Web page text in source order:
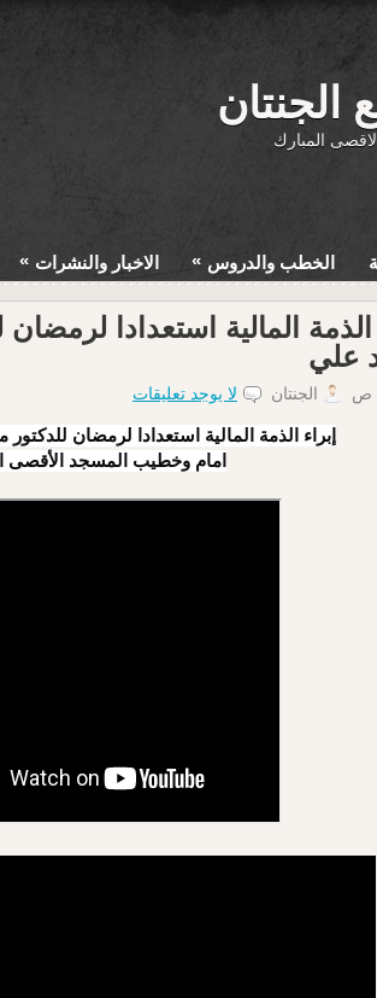
الجنتان
المبارك
الخطب والدروس » الاخبار والنشرات »
الذمة المالية استعدادا
علي
الجنتان لا يوجد تعليقات
إبراء الذمة المالية استعدادا لرمضان
امام وخطيب المسجد الأقصى